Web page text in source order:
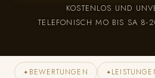
KOSTENLOS UND
TELEFONISCH MO BIS SA 8-
✦ BEWERTUNGEN ✦